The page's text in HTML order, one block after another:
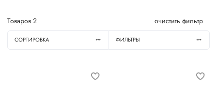
Товаров 2 очистить фильтр
СОРТИРОВКА ФИЛЬТРЫ